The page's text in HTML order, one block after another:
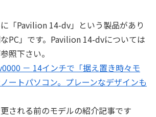
「Pavilion 14-dv」という製品があり
PC」です。Pavilion 14-dvについては
照下さい。
－ 14インチで「据え置き時々モ
ートパソコン。プレーンなデザインも
される前のモデルの紹介記事です